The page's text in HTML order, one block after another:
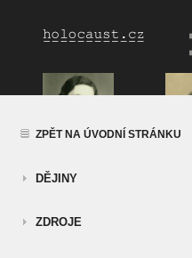
ZPĚT NA ÚVODNÍ STRÁNKU
DĚJINY
ZDROJE